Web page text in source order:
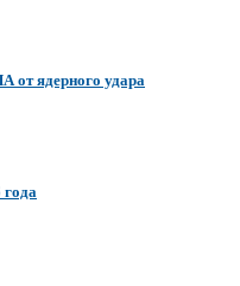
от ядерного удара
года